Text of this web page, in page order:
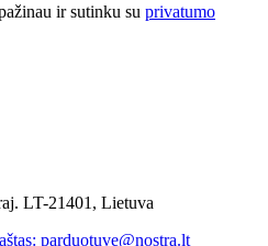
ir sutinku su privatumo
LT-21401, Lietuva
parduotuve@nostra.lt